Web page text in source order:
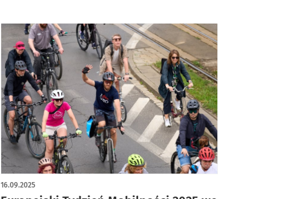
16.09.2025